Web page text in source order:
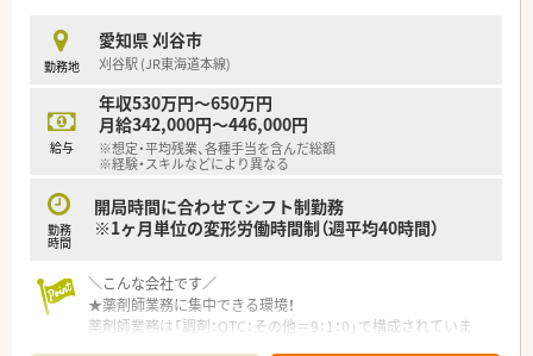
＼ こんな会社です ／
■東海地方にて80店舗以上を展開している、
地域密着の調剤薬局チェーン！
■医療と福祉をテーマに、保険薬局事業以外にも
介護・在宅支援・ジェネリック医薬品卸売販売などを手掛けて
います！
■社員の平均勤続年数は約7年！
業界では定着率が高く、長くお勤めいただけます。
■出店形態はマンツーマン型が多く、
門前クリニックとの関係性に加え
■キャリア志向のある方には、
エリアリーダーや学術教育部、営業部などの
キャリアパスもご用意しています！
勤務地
愛知県 刈谷市
刈谷駅 (JR東海道本線)
給与
年収530万円～650万円
月給342,000円～446,000円
※想定・平均残業、各種手当を含んだ総額
※経験・スキルなどにより異なる
勤務
時間
開局時間に合わせてシフト制勤務
※1ヶ月単位の変形労働時間制（週平均40時間）
＼こんな会社です／
★薬剤師業務に集中できる環境！
薬剤師業務は「調剤：OTC：その他＝9：1：0」で構成されていま